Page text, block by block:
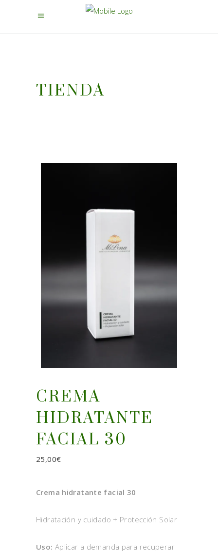
TIENDA
CREMA
HIDRATANTE
FACIAL 30
25,00€
Crema hidratante facial 30
Hidratación y cuidado + Protección Solar
Uso: Aplicar a demanda para recuperar